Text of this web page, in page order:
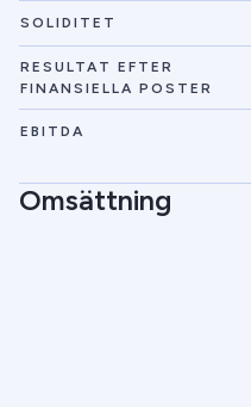
SOLIDITET
RESULTAT EFTER
FINANSIELLA POSTER
EBITDA
Omsättning